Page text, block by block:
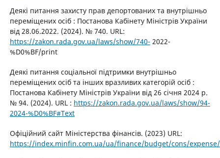
Деякі питання захисту прав депортованих та внутрішньо
переміщених осіб : Постанова Кабінету Міністрів України
від 28.06.2022. (2024). № 740. URL:
https://zakon.rada.gov.ua/laws/show/740- 2022-
%D0%BF/print
Деякі питання соціальної підтримки внутрішньо
переміщених осіб та інших вразливих категорій осіб :
Постанова Кабінету Міністрів України від 26 січня 2024 р.
№ 94. (2024). URL : https://zakon.rada.gov.ua/laws/show/94-
2024-%D0%BF#Text
Офіційний сайт Міністерства фінансів. (2023) URL:
https://index.minfin.com.ua/ua/finance/budget/cons/